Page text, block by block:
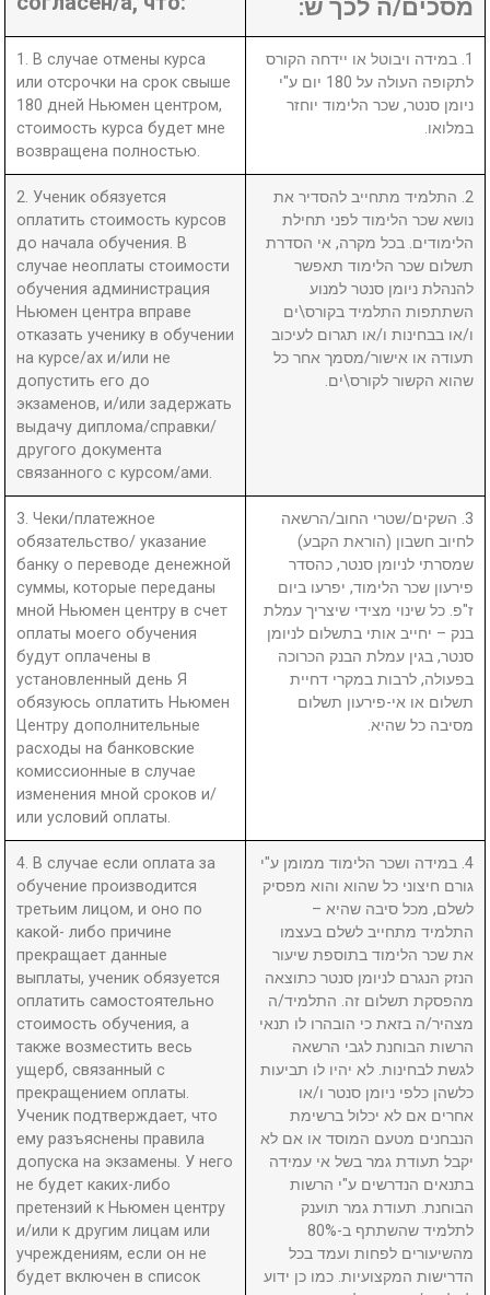
מסכים/ה לכך ש:
1. В случае отмены курса
или отсрочки на срок свыше
180 дней Ньюмен центром,
стоимость курса будет мне
возвращена полностью.
1. במידה ויבוטל או יידחה הקורס
לתקופה העולה על 180 יום ע"י
ניומן סנטר, שכר הלימוד יוחזר
במלואו.
2. Ученик обязуется
оплатить стоимость курсов
до начала обучения. В
случае неоплаты стоимости
обучения администрация
Ньюмен центра вправе
отказать ученику в обучении
на курсе/ах и/или не
допустить его до
экзаменов, и/или задержать
выдачу диплома/справки/
другого документа
связанного с курсом/ами.
2. התלמיד מתחייב להסדיר את
נושא שכר הלימוד לפני תחילת
הלימודים. בכל מקרה, אי הסדרת
תשלום שכר הלימוד תאפשר
להנהלת ניומן סנטר למנוע
השתתפות התלמיד בקורס\ים
ו/או בבחינות ו/או תגרום לעיכוב
תעודה או אישור/מסמך אחר כל
שהוא הקשור לקורס\ים.
3. Чеки/платежное
обязательство/ указание
банку о переводе денежной
суммы, которые переданы
мной Ньюмен центру в счет
оплаты моего обучения
будут оплачены в
установленный день Я
обязуюсь оплатить Ньюмен
Центру дополнительные
расходы на банковские
комиссионные в случае
изменения мной сроков и/
или условий оплаты.
3. השקים/שטרי החוב/הרשאה
לחיוב חשבון (הוראת הקבע)
שמסרתי לניומן סנטר, כהסדר
פירעון שכר הלימוד, יפרעו ביום
ז"פ. כל שינוי מצידי שיצריך עמלת
בנק – יחייב אותי בתשלום לניומן
סנטר, בגין עמלת הבנק הכרוכה
בפעולה, לרבות במקרי דחיית
תשלום או אי-פירעון תשלום
מסיבה כל שהיא.
4. В случае если оплата за
обучение производится
третьим лицом, и оно по
какой- либо причине
прекращает данные
выплаты, ученик обязуется
оплатить самостоятельно
стоимость обучения, а
также возместить весь
ущерб, связанный с
прекращением оплаты.
Ученик подтверждает, что
ему разъяснены правила
допуска на экзамены. У него
не будет каких-либо
претензий к Ньюмен центру
и/или к другим лицам или
учреждениям, если он не
будет включен в список
4. במידה ושכר הלימוד ממומן ע"י
גורם חיצוני כל שהוא והוא מפסיק
לשלם, מכל סיבה שהיא –
התלמיד מתחייב לשלם בעצמו
את שכר הלימוד בתוספת שיעור
הנזק הנגרם לניומן סנטר כתוצאה
מהפסקת תשלום זה. התלמיד/ה
מצהיר/ה בזאת כי הובהרו לו תנאי
הרשות הבוחנת לגבי הרשאה
לגשת לבחינות. לא יהיו לו תביעות
כלשהן כלפי ניומן סנטר ו/או
אחרים אם לא יכלול ברשימת
הנבחנים מטעם המוסד או אם לא
יקבל תעודת גמר בשל אי עמידה
בתנאים הנדרשים ע"י הרשות
הבוחנת. תעודת גמר תוענק
לתלמיד שהשתתף ב-80%
מהשיעורים לפחות ועמד בכל
הדרישות המקצועיות. כמו כן ידוע